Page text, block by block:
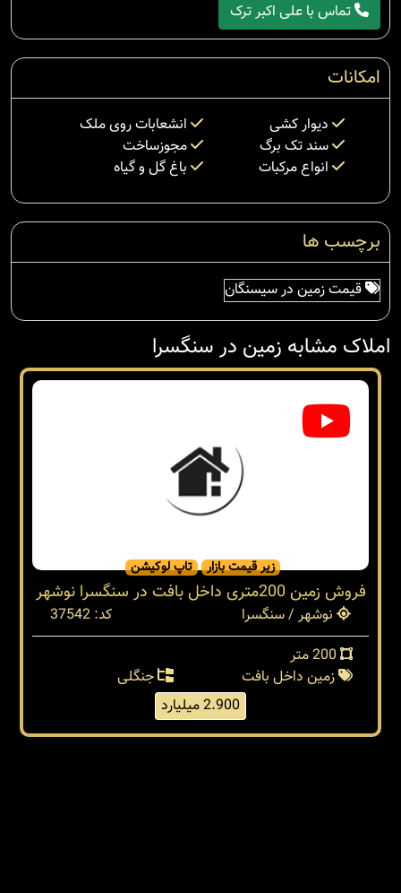
تماس با علی اکبر ترک
امکانات
دیوار کشی
انشعابات روی ملک
سند تک برگ
مجوزساخت
انواع مرکبات
باغ گل و گیاه
برچسب ها
قیمت زمین در سیسنگان
املاک مشابه زمین در سنگسرا
زیر قیمت بازار تاپ لوکیشن
فروش زمین 200متری داخل بافت در سنگسرا نوشهر
نوشهر / سنگسرا
کد: 37542
زمین داخل بافت
جنگلی
2.900 میلیارد